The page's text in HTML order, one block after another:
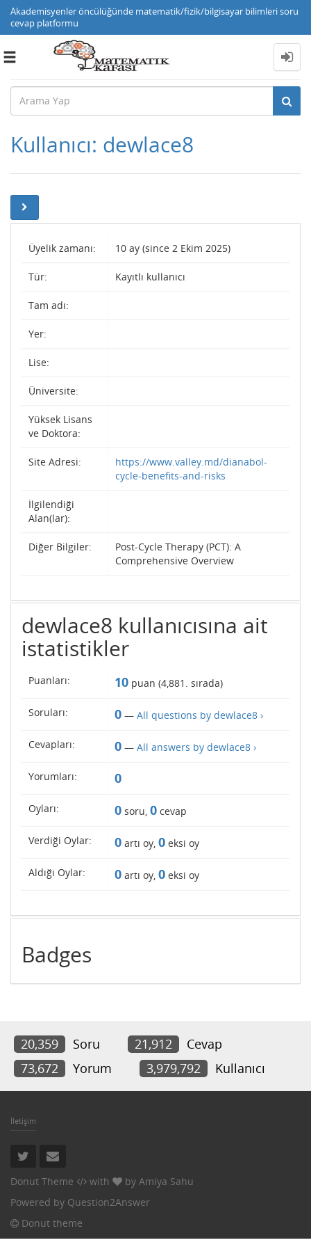
Akademisyenler öncülüğünde matematik/fizik/bilgisayar bilimleri soru
cevap platformu
Toggle
Kullanıcı: dewlace8
Üyelik zamanı: 10 ay (since 2 Ekim 2025)
Tür: Kayıtlı kullanıcı
Tam adı:
Yer:
Lise:
Üniversite:
Yüksek Lisans
ve Doktora:
Site Adresi:
https://www.valley.md/dianabol-
cycle-benefits-and-risks
İlgilendiği
Alan(lar):
Diğer Bilgiler:
Post-Cycle Therapy (PCT): A
Comprehensive Overview
dewlace8 kullanıcısına ait
istatistikler
Puanları: 10 puan (4,881 . sırada)
Soruları: 0 — All questions by dewlace8 ›
Cevapları: 0 — All answers by dewlace8 ›
Yorumları: 0
Oyları: 0 soru, 0 cevap
Verdiği Oylar: 0 artı oy, 0 eksi oy
Aldığı Oylar: 0 artı oy, 0 eksi oy
Badges
20,359 Soru 21,912
Cevap
73,672
Yorum 3,979,792 Kullanıcı
İletişim
Donut Theme with by Amiya Sahu
Powered by Question2Answer
Donut theme